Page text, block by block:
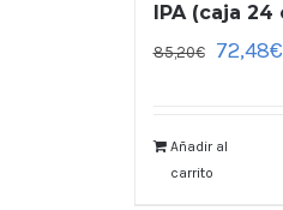
IPA (caja 24
85,20€ 72,48€
Añadir al
carrito